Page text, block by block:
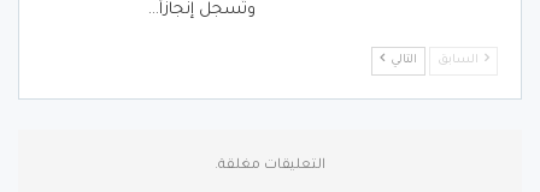
وتُسجل إنجازاً…
السابق التالي
التعليقات مغلقة.